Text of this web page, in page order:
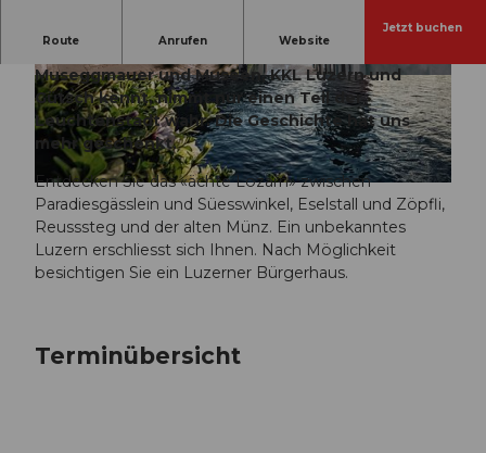
i
d
e
o
a
b
s
p
i
© Luzern Tourismus, Laila Bosco |
CC-BY-NC-ND
© Laila Bosco
Route Anrufen Website
Jetzt buchen
Museggmauer und Museen, KKL Luzern und
Gütsch kennt, nimmt nur einen Teil der
Leuchtenstadt wahr. Die Geschichte hat uns
mehr geschenkt.
Entdecken Sie das «ächte Lozärn» zwischen
Paradiesgässlein und Süesswinkel, Eselstall und Zöpfli,
Reusssteg und der alten Münz. Ein unbekanntes
Luzern erschliesst sich Ihnen. Nach Möglichkeit
besichtigen Sie ein Luzerner Bürgerhaus.
Terminübersicht